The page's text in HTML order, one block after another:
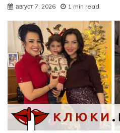
август 7, 2026 1 min read